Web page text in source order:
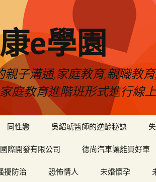
e學園
子溝通,家庭教育,親職教
庭教育進階班形式進行線
同性戀 吳紹琥醫師的逆齡秘訣
際開發有限公司 德尚汽車讓能買好車
擾防治 恐怖情人 未婚懷孕